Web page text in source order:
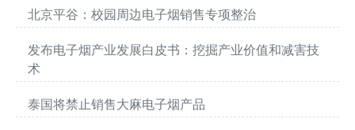
北京平谷：校园周边电子烟销售专项整治
发布电子烟产业发展白皮书：挖掘产业价值和减害技
术
泰国将禁止销售大麻电子烟产品